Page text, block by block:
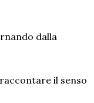
dalla
il senso